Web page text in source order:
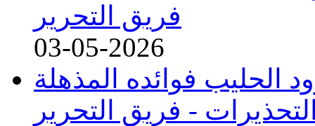
فريق التحرير
03-05-2026
الحليب فوائده المذهلة
- فريق التحرير